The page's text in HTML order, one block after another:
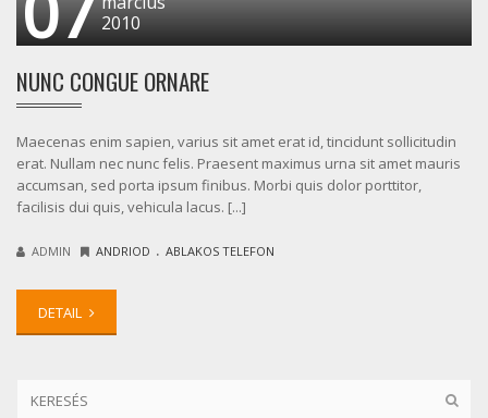
2010
NUNC CONGUE ORNARE
Maecenas enim sapien, varius sit amet erat id, tincidunt sollicitudin
erat. Nullam nec nunc felis. Praesent maximus urna sit amet mauris
accumsan, sed porta ipsum finibus. Morbi quis dolor porttitor,
facilisis dui quis, vehicula lacus. [...]
ADMIN ANDRIOD . ABLAKOS TELEFON
DETAIL